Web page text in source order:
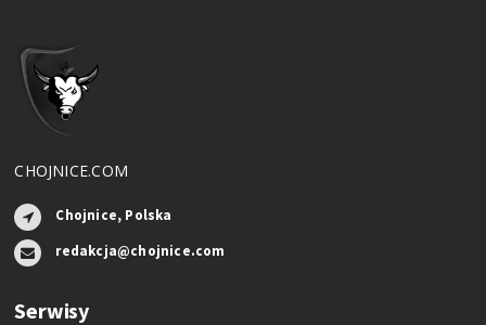
CHOJNICE.COM
Chojnice, Polska
redakcja@chojnice.com
Serwisy